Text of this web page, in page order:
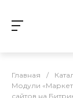
Главная /
Модули
сайтов на